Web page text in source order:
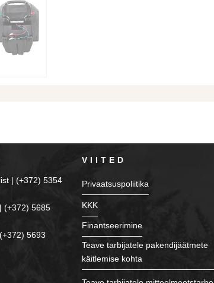
| (+372) 5354
(+372) 5685
5693
VIITED
Privaatsuspoliitika
KKK
Finantseerimine
Teave tarbijatele pakendijäätmete
käitlemise kohta